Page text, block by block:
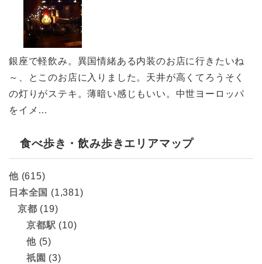
銀座で軽飲み。異国情緒ある内装のお店に行きたいね
～、とこのお店に入りました。天井が高くてろうそく
の灯りがステキ。薄暗い感じもいい。中世ヨーロッパ
をイメ…
食べ歩き・飲み歩きエリアマップ
他(615)
日本全国 (1,381)
京都 (19)
京都駅 (10)
他(5)
祇園 (3)